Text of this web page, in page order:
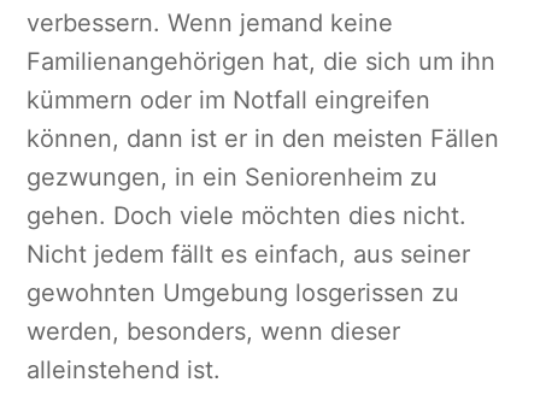
verbessern. Wenn jemand keine
Familienangehörigen hat, die sich um ihn
kümmern oder im Notfall eingreifen
können, dann ist er in den meisten Fällen
gezwungen, in ein Seniorenheim zu
gehen. Doch viele möchten dies nicht.
Nicht jedem fällt es einfach, aus seiner
gewohnten Umgebung losgerissen zu
werden, besonders, wenn dieser
alleinstehend ist.